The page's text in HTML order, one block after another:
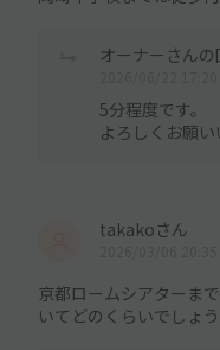
オーナーさん
5分程度です。
よろしくお願い
takakoさん
京都ロームシアターま
いてどのくらいでしょ